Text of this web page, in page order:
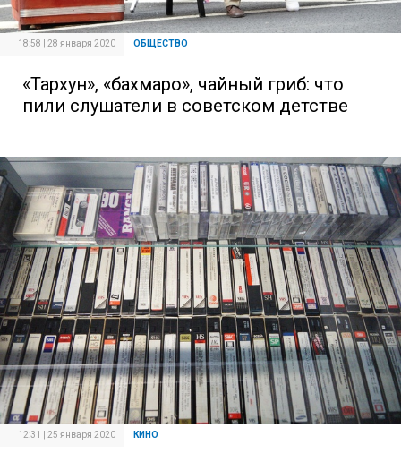
18:58 | 28 января 2020 ОБЩЕСТВО
«Тархун», «бахмаро», чайный гриб: что
пили слушатели в советском детстве
12:31 | 25 января 2020 КИНО